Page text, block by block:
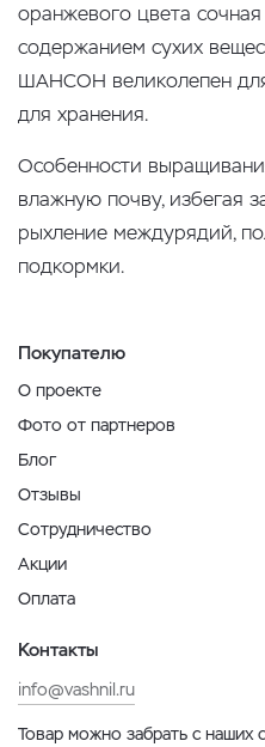
оранжевого цвета
содержанием сухих
ШАНСОН великолепен
для хранения.
Особенности
влажную почву, избегая
рыхление междурядий,
подкормки.
Покупателю
О проекте
Фото от партнеров
Блог
Отзывы
Сотрудничество
Акции
Оплата
Контакты
info@vashnil.ru
Товар можно забрать с наших